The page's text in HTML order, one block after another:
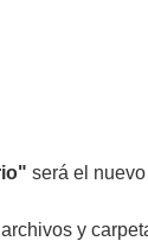
será el
y